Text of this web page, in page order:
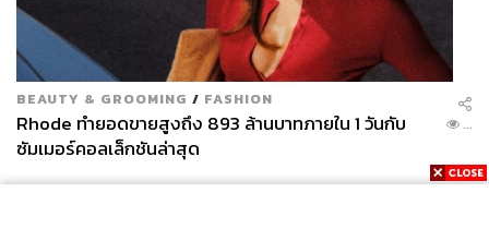
BEAUTY & GROOMING / FASHION
Rhode ทำยอดขายสูงถึง 893 ล้านบาทภายใน 1 วันกับ
ซัมเมอร์คอลเล็กชันล่าสุด
...